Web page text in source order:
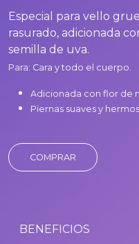
Especial para vello
rasurado, adicionada
semilla de uva.
Para: Cara y todo el cuerpo.
Adicionada con flor de
Piernas suaves y
COMPRAR
BENEFICIOS